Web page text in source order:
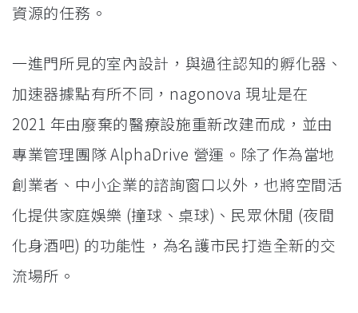
資源的任務。
一進門所見的室內設計，與過往認知的孵化器、
加速器據點有所不同，nagonova 現址是在
2021 年由廢棄的醫療設施重新改建而成，並由
專業管理團隊 AlphaDrive 營運。除了作為當地
創業者、中小企業的諮詢窗口以外，也將空間活
化提供家庭娛樂 (撞球、桌球)、民眾休閒 (夜間
化身酒吧) 的功能性，為名護市民打造全新的交
流場所。